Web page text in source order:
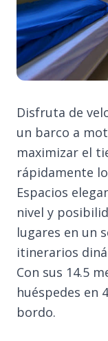
Disfruta de
un barco a
maximizar el
rápidamente
Espacios
nivel y
lugares en un
itinerarios
Con sus 14.5
huéspedes en
bordo.